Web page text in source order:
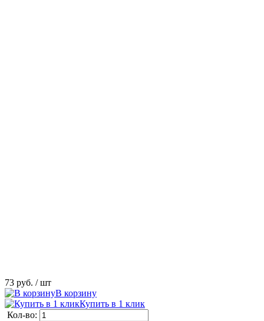
73 руб. / шт
В корзину
Купить в 1 клик
Кол-во: